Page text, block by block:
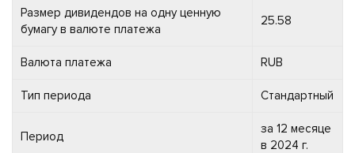
Размер дивидендов на одну ценную
бумагу в валюте платежа
25.58
Валюта платежа RUB
Тип периода Стандартный
Период
за 12 месяце
в 2024 г.